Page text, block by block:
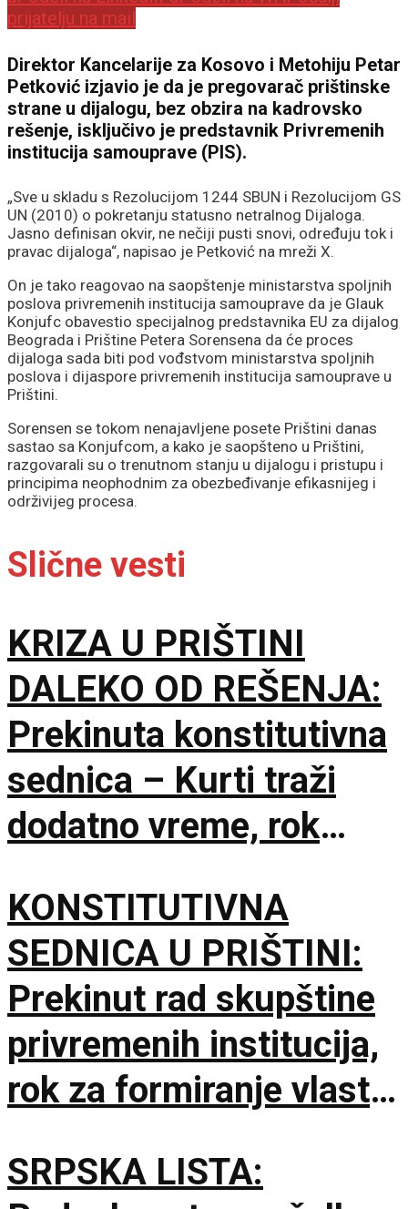
prijatelju na mail
Direktor Kancelarije za Kosovo i Metohiju Petar
Petković izjavio je da je pregovarač prištinske
strane u dijalogu, bez obzira na kadrovsko
rešenje, isključivo je predstavnik Privremenih
institucija samouprave (PIS).
„Sve u skladu s Rezolucijom 1244 SBUN i Rezolucijom GS
UN (2010) o pokretanju statusno netralnog Dijaloga.
Jasno definisan okvir, ne nečiji pusti snovi, određuju tok i
pravac dijaloga“, napisao je Petković na mreži X.
On je tako reagovao na saopštenje ministarstva spoljnih
poslova privremenih institucija samouprave da je Glauk
Konjufc obavestio specijalnog predstavnika EU za dijalog
Beograda i Prištine Petera Sorensena da će proces
dijaloga sada biti pod vođstvom ministarstva spoljnih
poslova i dijaspore privremenih institucija samouprave u
Prištini.
Sorensen se tokom nenajavljene posete Prištini danas
sastao sa Konjufcom, a kako je saopšteno u Prištini,
razgovarali su o trenutnom stanju u dijalogu i pristupu i
principima neophodnim za obezbeđivanje efikasnijeg i
održivijeg procesa.
Slične vesti
KRIZA U PRIŠTINI
DALEKO OD REŠENJA:
Prekinuta konstitutivna
sednica – Kurti traži
dodatno vreme, rok
sutra
KONSTITUTIVNA
SEDNICA U PRIŠTINI:
Prekinut rad skupštine
privremenih institucija,
rok za formiranje vlasti
SRPSKA LISTA: